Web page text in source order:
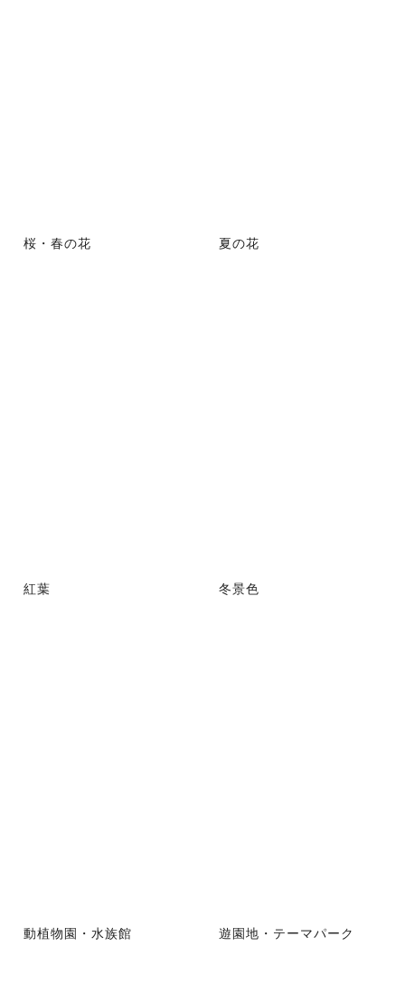
桜・春の花 夏の花
紅葉 冬景色
動植物園・水族館 遊園地・テーマパーク